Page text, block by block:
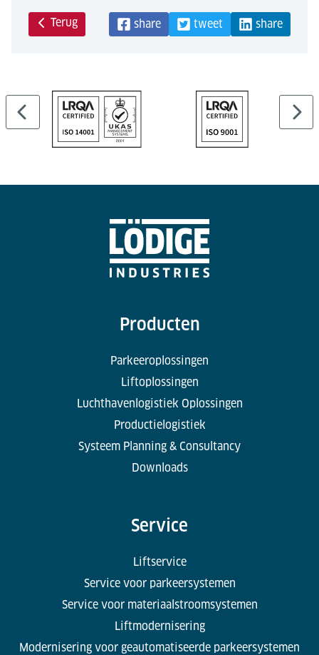
Terug share tweet share
Producten
Parkeeroplossingen
Liftoplossingen
Luchthavenlogistiek Oplossingen
Productielogistiek
Systeem Planning & Consultancy
Downloads
Service
Liftservice
Service voor parkeersystemen
Service voor materiaalstroomsystemen
Liftmodernisering
Modernisering voor geautomatiseerde parkeersystemen